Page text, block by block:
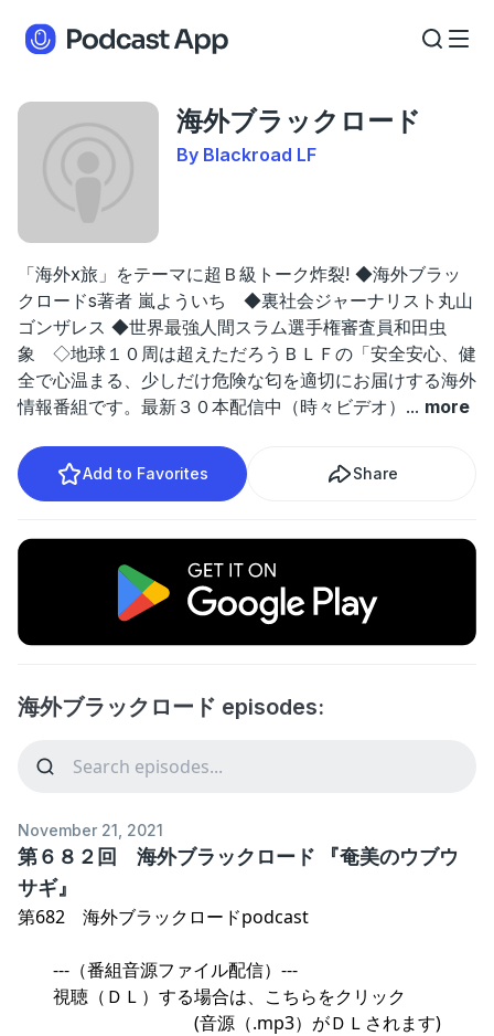
海外ブラックロード
By Blackroad LF
「海外x旅」をテーマに超Ｂ級トーク炸裂! ◆海外ブラッ
クロードs著者 嵐よういち ◆裏社会ジャーナリスト丸山
ゴンザレス ◆世界最強人間スラム選手権審査員和田虫
象 ◇地球１０周は超えただろうＢＬＦの「安全安心、健
全で心温まる、少しだけ危険な匂を適切にお届けする海外
情報番組です。最新３０本配信中（時々ビデオ） ... more
Add to Favorites Share
海外ブラックロード episodes:
November 21, 2021
第６８２回 海外ブラックロード 『奄美のウブウ
サギ』
第682 海外ブラックロードpodcast
---（番組音源ファイル配信）---
視聴（ＤＬ）する場合は、こちらをクリック
(音源（.mp3）がＤＬされます)